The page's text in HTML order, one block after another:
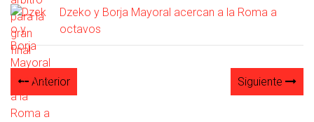
Dzeko y Borja Mayoral acercan a la Roma a
octavos
Anterior Siguiente